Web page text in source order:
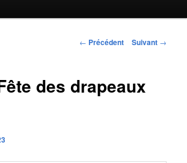
Navigation
← Précédent Suivant →
des drapeaux